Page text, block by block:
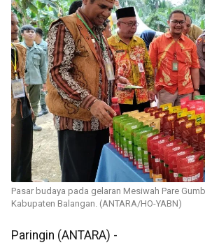
Pasar budaya pada gelaran Mesiwah Pare
Kabupaten Balangan. (ANTARA/HO-YABN)
Paringin (ANTARA) -